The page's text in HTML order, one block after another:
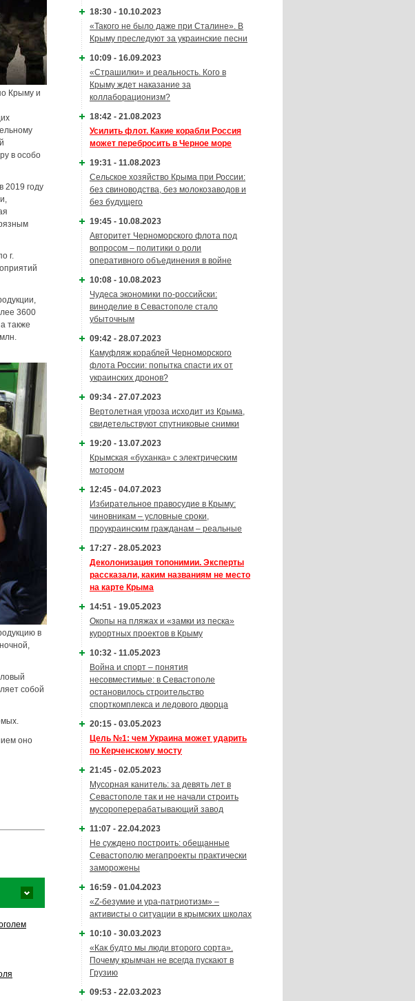
Крыму и
в особо
2019 году
г.
3600
также
в
собой
оно
18:30 - 10.10.2023
«Такого не было даже при Сталине». В
Крыму преследуют за украинские песни
10:09 - 16.09.2023
«Страшилки» и реальность. Кого в
Крыму ждет наказание за
коллаборационизм?
18:42 - 21.08.2023
Усилить флот. Какие корабли Россия
может перебросить в Черное море
19:31 - 11.08.2023
Сельское хозяйство Крыма при России:
без свиноводства, без молокозаводов и
без будущего
19:45 - 10.08.2023
Авторитет Черноморского флота под
вопросом – политики о роли
оперативного объединения в войне
10:08 - 10.08.2023
Чудеса экономики по-российски:
виноделие в Севастополе стало
убыточным
09:42 - 28.07.2023
Камуфляж кораблей Черноморского
флота России: попытка спасти их от
украинских дронов?
09:34 - 27.07.2023
Вертолетная угроза исходит из Крыма,
свидетельствуют спутниковые снимки
19:20 - 13.07.2023
Крымская «буханка» с электрическим
мотором
12:45 - 04.07.2023
Избирательное правосудие в Крыму:
чиновникам – условные сроки,
проукраинским гражданам – реальные
17:27 - 28.05.2023
Деколонизация топонимии. Эксперты
рассказали, каким названиям не место
на карте Крыма
14:51 - 19.05.2023
Окопы на пляжах и «замки из песка»
курортных проектов в Крыму
10:32 - 11.05.2023
Война и спорт – понятия
несовместимые: в Севастополе
остановилось строительство
спорткомплекса и ледового дворца
20:15 - 03.05.2023
Цель №1: чем Украина может ударить
по Керченскому мосту
21:45 - 02.05.2023
Мусорная канитель: за девять лет в
Севастополе так и не начали строить
мусороперерабатывающий завод
11:07 - 22.04.2023
Не суждено построить: обещанные
Севастополю мегапроекты практически
заморожены
16:59 - 01.04.2023
«Z-безумие и ура-патриотизм» –
активисты о ситуации в крымских школах
10:10 - 30.03.2023
«Как будто мы люди второго сорта».
Почему крымчан не всегда пускают в
Грузию
09:53 - 22.03.2023